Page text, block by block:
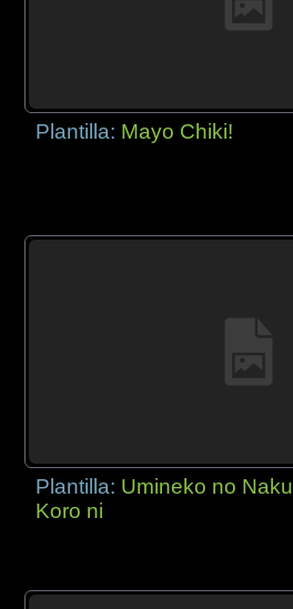
Plantilla: Mayo Chiki!
Plantilla: Umineko no Naku
Koro ni